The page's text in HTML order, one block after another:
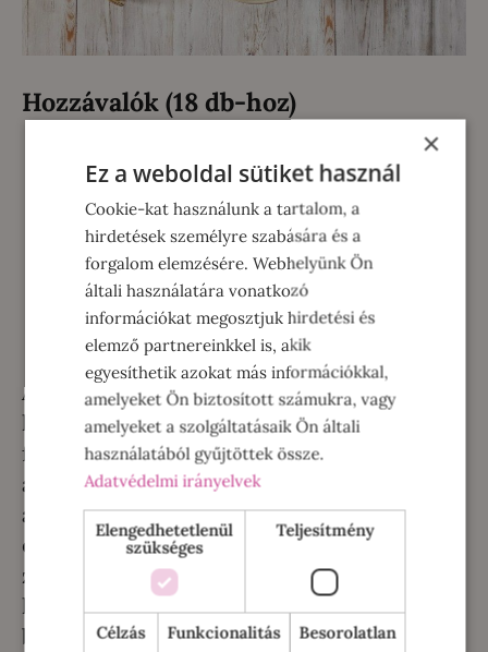
Hozzávalók (18 db-hoz)
180 g apró szemű zabpehely
80 g juharszirup
50 g aszalt vörös áfonya és aszalt
sárgabarack vegyesen
50 g aprított mandula és napraforgó mag
vegyesen
2 evőkanál kókuszzsír
A kókuszzsírt és a juharszirupot egy
lábasban összemelegítjük, nem kell
felforralni, csak legyen annyira meleg, hogy
amikor levesszük a tűzhelyről folyékony
állagú legyen. A száraz hozzávalókat tegyük
egy tálba, öntsük rá a megolvasztott szirup-
zsír kombót, és keverjük össze alaposan,
hogy a folyadék minden száraz hozzávalót
bevonjon.
×
Ez a weboldal sütiket használ
Cookie-kat használunk a tartalom, a
hirdetések személyre szabására és a
forgalom elemzésére. Webhelyünk Ön
általi használatára vonatkozó
információkat megosztjuk hirdetési és
elemző partnereinkkel is, akik
egyesíthetik azokat más információkkal,
amelyeket Ön biztosított számukra, vagy
amelyeket a szolgáltatásaik Ön általi
használatából gyűjtöttek össze.
Adatvédelmi irányelvek
Elengedhetetlenül
szükséges
Teljesítmény
Célzás Funkcionalitás Besorolatlan